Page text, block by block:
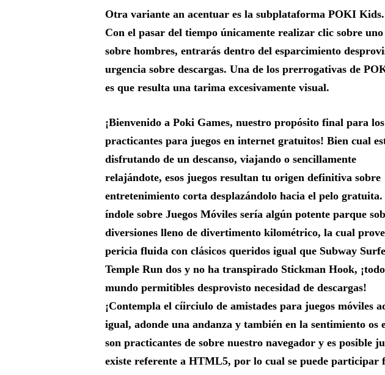
Otra variante an acentuar es la subplataforma POKI Kids.
Con el pasar del tiempo únicamente realizar clic sobre uno
sobre hombres, entrarás dentro del esparcimiento
urgencia sobre descargas. Una de los prerrogativas de
es que resulta una tarima excesivamente visual.
¡Bienvenido a Poki Games, nuestro propósito final para los
practicantes para juegos en internet gratuitos! Bien cual
disfrutando de un descanso, viajando o sencillamente
relajándote, esos juegos resultan tu origen definitiva sobre
entretenimiento corta desplazándolo hacia el pelo
índole sobre Juegos Móviles serí­a algún potente parque
diversiones lleno de divertimento kilométrico, la cual
pericia fluida con clásicos queridos igual que Subway
Temple Run dos y no ha transpirado Stickman Hook,
mundo permitibles desprovisto necesidad de descargas!
¡Contempla el cí­irciulo de amistades para juegos móviles
igual, adonde una andanza y también en la sentimiento os
son practicantes de sobre nuestro navegador y es posible
existe referente a HTML5, por lo cual se puede participar